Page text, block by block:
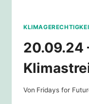
20.09.24
Von Fridays for